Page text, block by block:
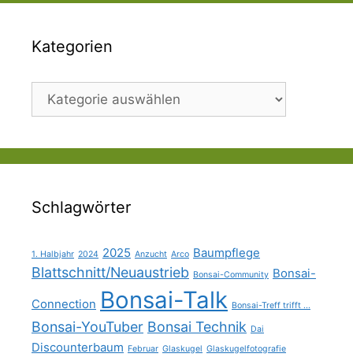
Kategorien
Kategorien
Schlagwörter
1. Halbjahr 2024 2025 Anzucht Arco Baumpflege
Blattschnitt/Neuaustrieb Bonsai-Community Bonsai-
Connection Bonsai-Talk Bonsai-Treff trifft ...
Bonsai-YouTuber Bonsai Technik Dai
Discounterbaum Februar Glaskugel Glaskugelfotografie